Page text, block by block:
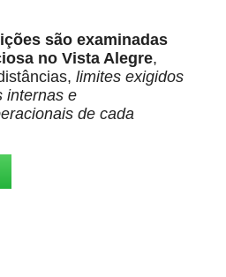
são examinadas
no Vista Alegre,
limites exigidos
internas e
de cada